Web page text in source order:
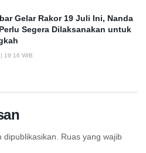
Gelar Rakor 19 Juli Ini, Nanda
Segera Dilaksanakan untuk
19:16 WIB
Ruas yang wajib